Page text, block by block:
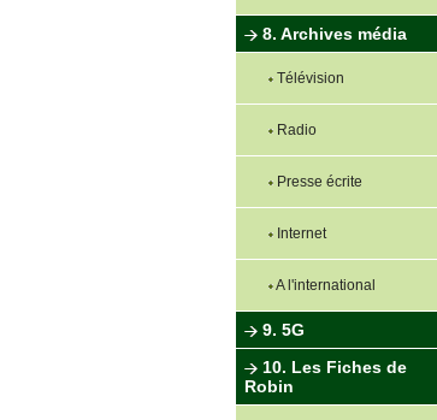
8. Archives média
Télévision
Radio
Presse écrite
Internet
A l'international
9. 5G
10. Les Fiches de
Robin